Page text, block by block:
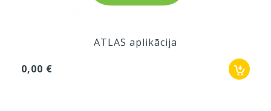
ATLAS aplikācija
0,00 €